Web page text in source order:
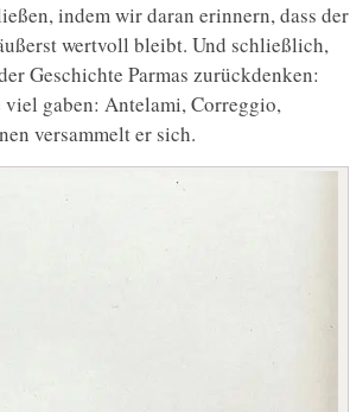
indem wir daran erinnern, dass der
wertvoll bleibt. Und schließlich,
Geschichte Parmas zurückdenken:
viel gaben: Antelami, Correggio,
versammelt er sich.